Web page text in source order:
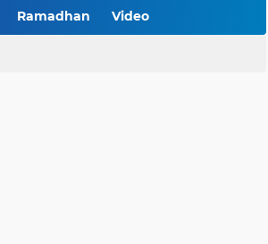
Kemenkop Tekankan Peran Strategis Manajer dalam Menentukan Keberhasilan KDKMP
Ramadhan Video